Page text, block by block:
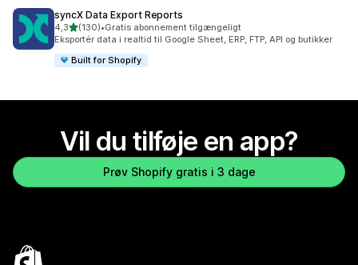
syncX Data Export Reports
4,3ud af 5 stjerner
(130)
130 anmeldelser i alt
•Gratis abonnement tilgængeligt
Eksportér data i realtid til Google Sheet, ERP, FTP, API og butikker
Built for Shopify
Vil du tilføje en app?
Prøv Shopify gratis i 3 dage